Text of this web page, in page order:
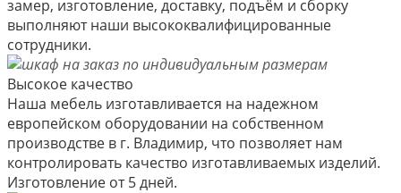
замер, изготовление, доставку, подъём и сборку
выполняют наши высококвалифицированные
сотрудники.
Высокое качество
Наша мебель изготавливается на надежном
европейском оборудовании на собственном
производстве в г. Владимир, что позволяет нам
контролировать качество изготавливаемых изделий.
Изготовление от 5 дней.